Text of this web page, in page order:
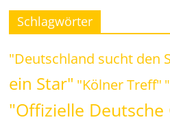
Schlagwörter
"Deutschland sucht den
ein Star" "Kölner Treff"
"Offizielle Deutsche